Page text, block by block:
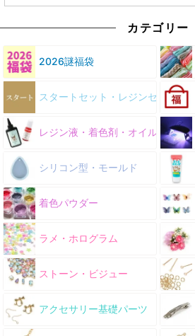
カテゴリー
2026謎福袋
スタートセット・レジンセット
レジン液・着色剤・オイル
シリコン型・モールド
着色パウダー
ラメ・ホログラム
ストーン・ビジュー
アクセサリー基礎パーツ